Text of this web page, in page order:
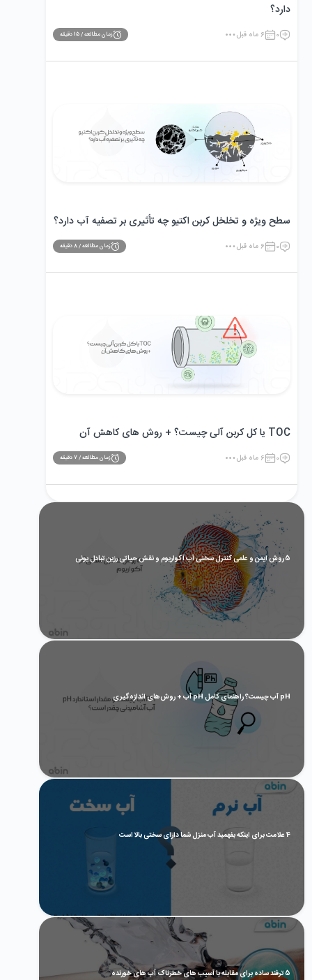
دارد؟
0 6 ماه قبل زمان مطالعه /15دقیقه
سطح ویژه و تخلخل کربن اکتیو چه تأثیری بر تصفیه آب دارد؟
0 6 ماه قبل زمان مطالعه /8دقیقه
TOC یا کل کربن آلی چیست؟ + روش های کاهش آن
0 6 ماه قبل زمان مطالعه /7دقیقه
5 روش ایمن و علمی کنترل سختی آب آکواریوم و نقش حیاتی رزین تبادل یونی
pH آب چیست؟ راهنمای کامل pH آب + روش‌های اندازه‌گیری
4 علامت برای اینکه بفهمید آب منزل شما دارای سختی بالا است
5 ترفند ساده برای مقابله با آسیب های خطرناک آب های خورنده